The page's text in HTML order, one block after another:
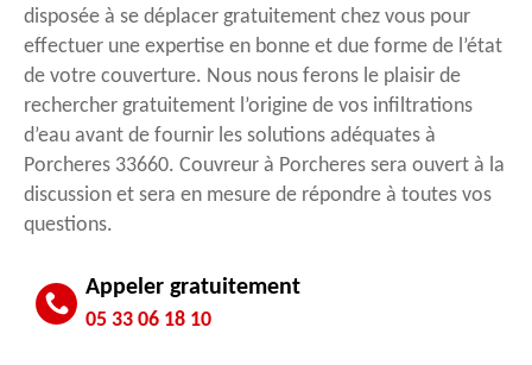
disposée à se déplacer gratuitement chez vous pour
effectuer une expertise en bonne et due forme de l’état
de votre couverture. Nous nous ferons le plaisir de
rechercher gratuitement l’origine de vos infiltrations
d’eau avant de fournir les solutions adéquates à
Porcheres 33660. Couvreur à Porcheres sera ouvert à la
discussion et sera en mesure de répondre à toutes vos
questions.
Appeler gratuitement
05 33 06 18 10